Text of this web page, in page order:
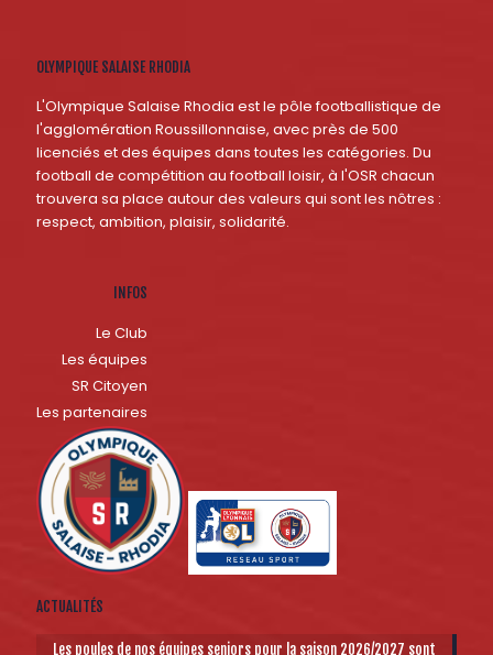
OLYMPIQUE SALAISE RHODIA
L'Olympique Salaise Rhodia est le pôle footballistique de
l'agglomération Roussillonnaise, avec près de 500
licenciés et des équipes dans toutes les catégories. Du
football de compétition au football loisir, à l'OSR chacun
trouvera sa place autour des valeurs qui sont les nôtres :
respect, ambition, plaisir, solidarité.
INFOS
Le Club
Les équipes
SR Citoyen
Les partenaires
ACTUALITÉS
Les poules de nos équipes seniors pour la saison 2026/2027 sont